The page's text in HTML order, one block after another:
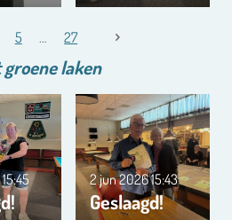
5 27
groenelaken
15:45
Geslaagd!
2 jun 202615:43